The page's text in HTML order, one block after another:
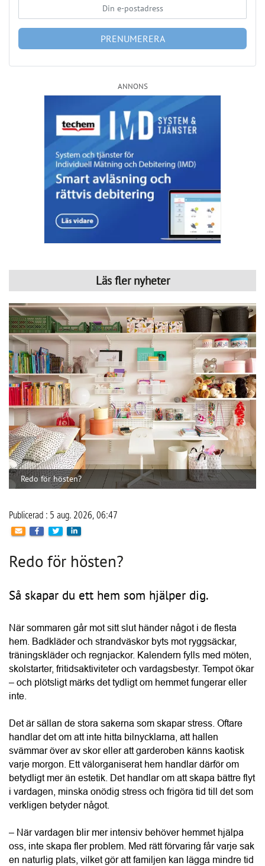
ANNONS
Läs fler nyheter
Redo för hösten?
Publicerad : 5 aug. 2026, 06:47
Redo för hösten?
Så skapar du ett hem som hjälper dig.
träningskläder och regnjackor. Kalendern fylls med möten,
– och plötsligt märks det tydligt om hemmet fungerar eller
inte.
Det är sällan de stora sakerna som skapar stress. Oftare
handlar det om att inte hitta bilnycklarna, att hallen
svämmar över av skor eller att garderoben känns kaotisk
betydligt mer än estetik. Det handlar om att skapa bättre flyt
i vardagen, minska onödig stress och frigöra tid till det som
verkligen betyder något.
– När vardagen blir mer intensiv behöver hemmet hjälpa
oss, inte skapa fler problem. Med rätt förvaring får varje sak
en naturlig plats, vilket gör att familjen kan lägga mindre tid
förvaringsexpert på Elfa.
Varför känns hösten ofta mer stressig?
HITTA LEVERANTÖR
Hantera kakor